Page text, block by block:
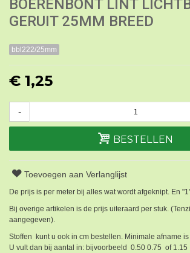
BOERENBONT LINT
GERUIT 25MM BREED
bbl222/25mm
€ 1,25
-
BESTELLEN
Toevoegen aan Verlanglijst
De prijs is per meter bij alles wat wordt afgeknipt. En
Bij overige artikelen is de prijs uiteraard per stuk.
aangegeven).
Stoffen kunt u ook in cm bestellen. Minimale afname
U vult dan bij aantal in: bijvoorbeeld 0.50 0.75 of 1.15